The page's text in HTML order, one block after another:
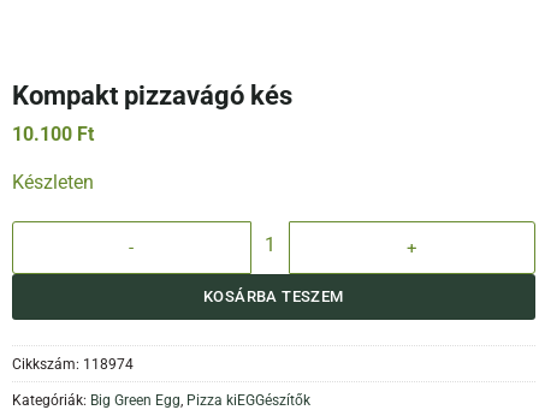
Kompakt pizzavágó kés
10.100 Ft
Készleten
Kompakt pizzavágó kés mennyiség
KOSÁRBA TESZEM
Cikkszám: 118974
Kategóriák: Big Green Egg Pizza kiEGGészítők